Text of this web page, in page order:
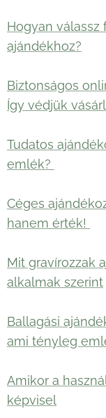
Hogyan válassz
ajándékhoz?
Biztonságos
Így védjük
Tudatos
emlék?
Céges
hanem érték!
Mit gravírozzak
alkalmak szerint
Ballagási
ami tényleg
Amikor a
képvisel